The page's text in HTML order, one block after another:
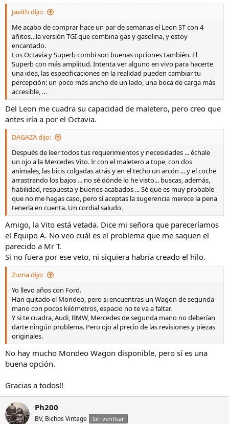
Javith dijo:
Me acabo de comprar hace un par de semanas el Leon ST con 4
añitos…la versión TGI que combina gas y gasolina, y estoy
encantado.
Los Octavia y Superb combi son buenas opciones también. El
Superb con más amplitud. Intenta ver alguno en vivo para hacerte
una idea, las especificaciones en la realidad pueden cambiar tu
percepción: un poco más ancho de un lado, una boca de carga más
accesible, …
Del Leon me cuadra su capacidad de maletero, pero creo que
antes iría a por el Octavia.
DAGAZA dijo:
Después de leer todos tus requerimientos y necesidades ... échale
un ojo a la Mercedes Vito. Ir con el maletero a tope, con dos
animales, las bicis colgadas atrás y en el techo un arcón ... y el coche
arrastrando los bajos ... no sé dónde lo he visto... buscas, además,
fiabilidad, respuesta y buenos acabados ... Sé que es muy probable
que no me hagas caso, pero sí aceptas la sugerencia merece la pena
tenerla en cuenta. Un cordial saludo.
Amigo, la Vito está vetada. Dice mi señora que pareceríamos
el Equipo A. No veo cuál es el problema que me saquen el
parecido a Mr T.
Si no fuera por ese veto, ni siquiera habría creado el hilo.
Zuma dijo:
Yo llevo años con Ford.
Han quitado el Mondeo, pero si encuentras un Wagon de segunda
mano con pocos kilómetros, espacio no te va a faltar.
Y si te cuadra, Audi, BMW, Mercedes de segunda mano no deberían
darte ningún problema. Pero ojo al precio de las revisiones y piezas
originales.
No hay mucho Mondeo Wagon disponible, pero sí es una
buena opción.
Gracias a todos!!
Ph200
BV, Bichos Vintage Sin verificar